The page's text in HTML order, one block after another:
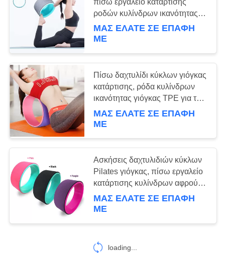
ροδών κυλίνδρων ικανότητας
γιόγκας
ΜΑΣ ΕΛΆΤΕ ΣΕ ΕΠΑΦΉ
ΜΕ
Πίσω δαχτυλίδι κύκλων γιόγκας
κατάρτισης, ρόδα κυλίνδρων
ικανότητας γιόγκας TPE για τη
μέση αδυνατίσματος
ΜΑΣ ΕΛΆΤΕ ΣΕ ΕΠΑΦΉ
ΜΕ
Ασκήσεις δαχτυλιδιών κύκλων
Pilates γιόγκας, πίσω εργαλείο
κατάρτισης κυλίνδρων αφρού
ικανότητας γιόγκας
ΜΑΣ ΕΛΆΤΕ ΣΕ ΕΠΑΦΉ
ΜΕ
loading...